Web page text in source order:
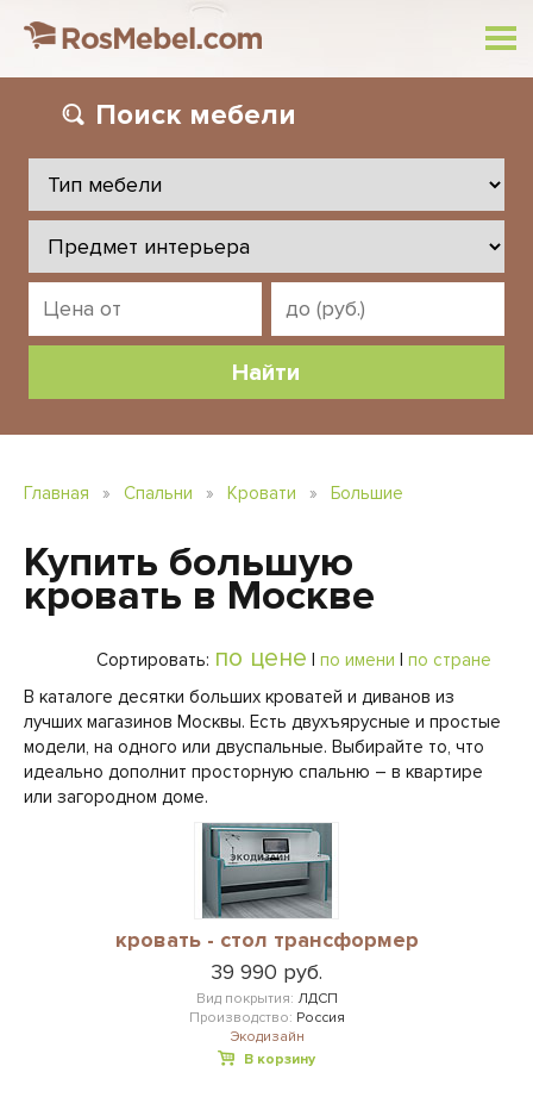
Поиск мебели
Главная » Спальни » Кровати » Большие
Купить большую
кровать в Москве
Сортировать: по цене | по имени | по стране
В каталоге десятки больших кроватей и диванов из
лучших магазинов Москвы. Есть двухъярусные и простые
модели, на одного или двуспальные. Выбирайте то, что
идеально дополнит просторную спальню – в квартире
или загородном доме.
кровать - стол трансформер
39 990 руб.
Вид покрытия: ЛДСП
Производство: Россия
Экодизайн
В корзину